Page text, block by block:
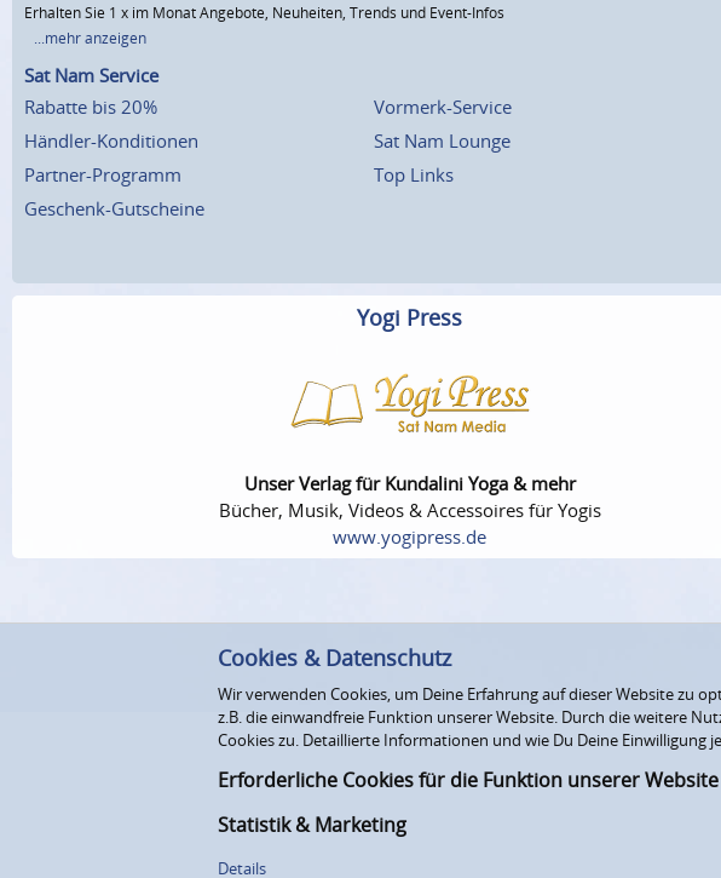
Erhalten Sie 1 x im Monat Angebote, Neuheiten, Trends und Event-Infos
...mehr anzeigen
Sat Nam Service
Rabatte bis 20%
Händler-Konditionen
Partner-Programm
Geschenk-Gutscheine
Vormerk-Service
Sat Nam Lounge
Top Links
Yogi Press
Unser Verlag für Kundalini Yoga & mehr
Bücher, Musik, Videos & Accessoires für Yogis
www.yogipress.de
Cookies & Datenschutz
Wir verwenden Cookies, um Deine Erfahrung auf dieser Website zu
z.B. die einwandfreie Funktion unserer Website. Durch die weitere
Cookies zu. Detaillierte Informationen und wie Du Deine
Erforderliche Cookies für die Funktion unserer Website
Statistik & Marketing
Details